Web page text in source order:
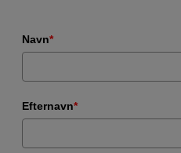
Navn*
Efternavn*